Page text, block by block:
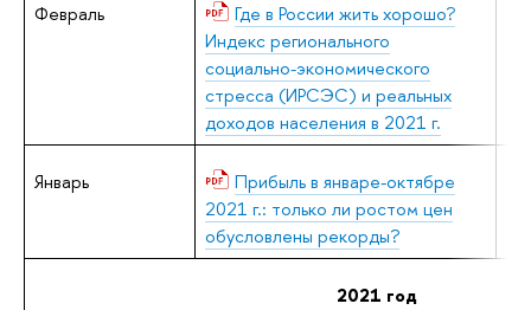
Февраль
Где в России жить хорошо?
Индекс регионального
социально-экономического
стресса (ИРСЭС) и реальных
доходов населения в 2021 г.
Январь
Прибыль в январе-октябре
2021 г.: только ли ростом цен
обусловлены рекорды?
2021 год